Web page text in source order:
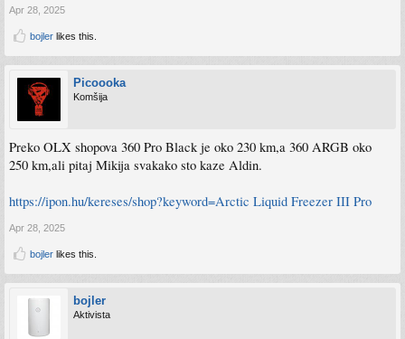
Apr 28, 2025
bojler likes this.
Picoooka
Komšija
Preko OLX shopova 360 Pro Black je oko 230 km,a 360 ARGB oko
250 km,ali pitaj Mikija svakako sto kaze Aldin.
https://ipon.hu/kereses/shop?keyword=Arctic Liquid Freezer III Pro
Apr 28, 2025
bojler likes this.
bojler
Aktivista